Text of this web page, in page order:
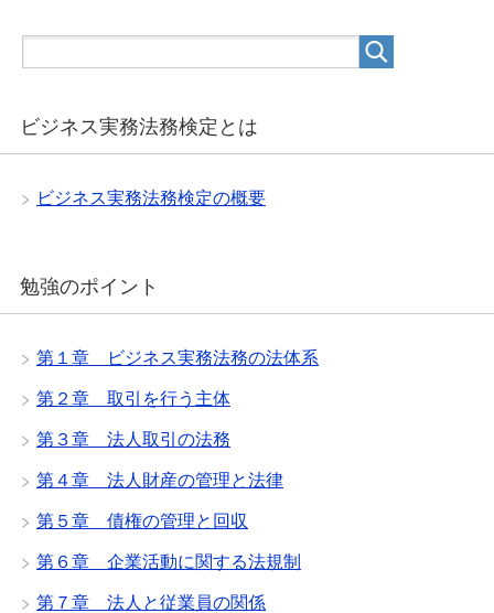
ビジネス実務法務検定とは
ビジネス実務法務検定の概要
勉強のポイント
第１章 ビジネス実務法務の法体系
第２章 取引を行う主体
第３章 法人取引の法務
第４章 法人財産の管理と法律
第５章 債権の管理と回収
第６章 企業活動に関する法規制
第７章 法人と従業員の関係